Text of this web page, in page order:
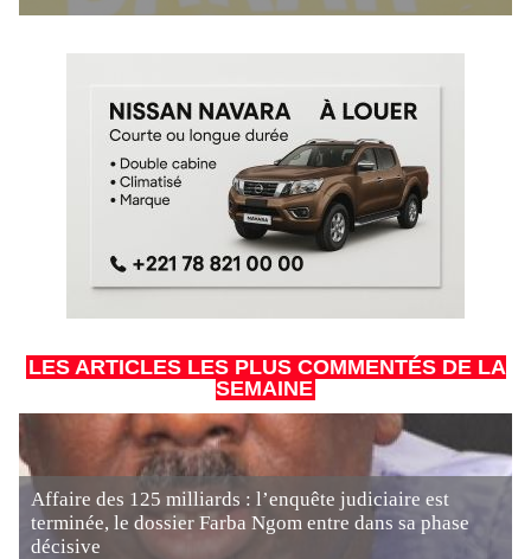
LES ARTICLES LES PLUS COMMENTÉS DE LA
SEMAINE
Affaire des 125 milliards : l’enquête judiciaire est
terminée, le dossier Farba Ngom entre dans sa phase
décisive